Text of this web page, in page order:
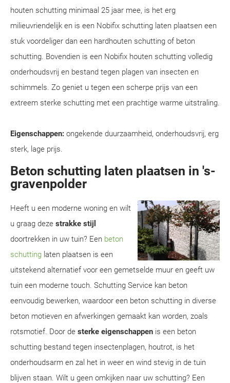
houten schutting minimaal 25 jaar mee, is het erg
milieuvriendelijk en is een Nobifix schutting laten plaatsen een
stuk voordeliger dan een hardhouten schutting of beton
schutting. Bovendien is een Nobifix houten schutting volledig
onderhoudsvrij en bestand tegen plagen van insecten en
schimmels. Zo geniet u tegen een scherpe prijs van een
extreem sterke schutting met een prachtige warme uitstraling.
Eigenschappen: ongekende duurzaamheid, onderhoudsvrij, erg
sterk, lage prijs.
Beton schutting laten plaatsen in 's-
gravenpolder
Heeft u een moderne woning en wilt
u graag deze strakke stijl
doortrekken in uw tuin? Een beton
schutting laten plaatsen is een
uitstekend alternatief voor een gemetselde muur en geeft uw
tuin een moderne touch. Schutting Service kan beton
eenvoudig bewerken, waardoor een beton schutting in diverse
beton motieven en afwerkingen gemaakt kan worden, zoals
rotsmotief. Door de sterke eigenschappen is een beton
schutting bestand tegen insectenplagen, houtrot, is het
onderhoudsarm en zal het in weer en wind stevig in de tuin
blijven staan. Wilt u geen omkijken naar uw schutting? Een